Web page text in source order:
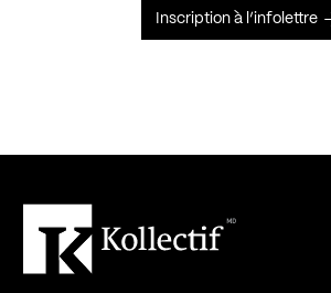
Inscription à l’infolettre